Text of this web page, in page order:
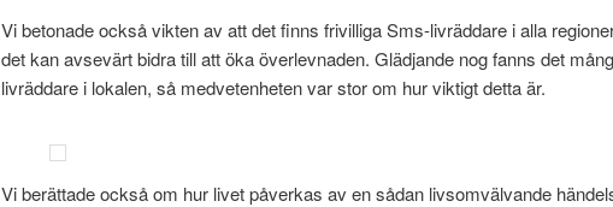
Vi betonade också vikten av att det finns frivilliga Sms-livräddare i alla
det kan avsevärt bidra till att öka överlevnaden. Glädjande nog fanns det
livräddare i lokalen, så medvetenheten var stor om hur viktigt detta är.
Vi berättade också om hur livet påverkas av en sådan livsomvälvande